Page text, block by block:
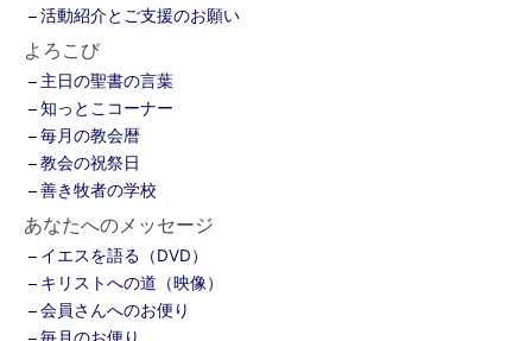
活動紹介とご支援のお願い
よろこび
主日の聖書の言葉
知っとこコーナー
毎月の教会暦
教会の祝祭日
善き牧者の学校
あなたへのメッセージ
イエスを語る（DVD）
キリストへの道（映像）
会員さんへのお便り